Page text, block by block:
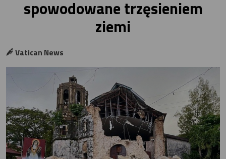
spowodowane trzęsieniem
ziemi
Vatican News